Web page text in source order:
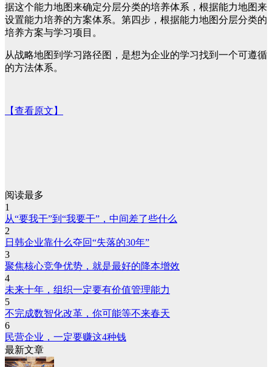
据这个能力地图来确定分层分类的培养体系，根据能力地图来
设置能力培养的方案体系。第四步，根据能力地图分层分类的
培养方案与学习项目。
从战略地图到学习路径图，是想为企业的学习找到一个可遵循
的方法体系。
【查看原文】
阅读最多
1
从“要我干”到“我要干”，中间差了些什么
2
日韩企业靠什么夺回“失落的30年”
3
聚焦核心竞争优势，就是最好的降本增效
4
未来十年，组织一定要有价值管理能力
5
不完成数智化改革，你可能等不来春天
6
民营企业，一定要赚这4种钱
最新文章